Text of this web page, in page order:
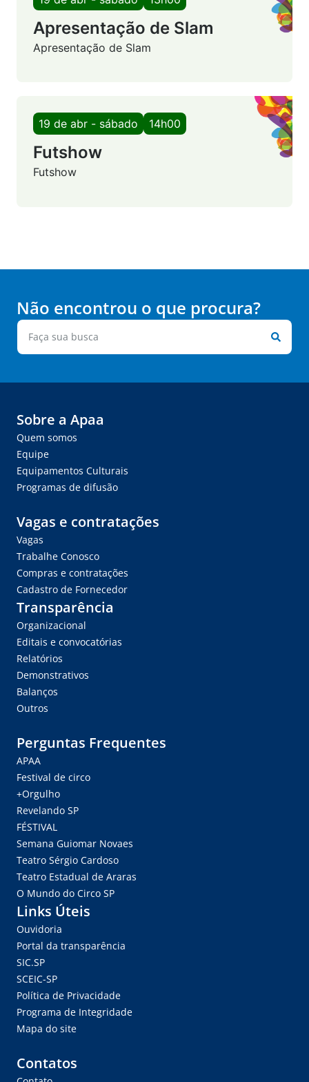
Apresentação de Slam
Apresentação de Slam
19 de abr - sábado 14h00
Futshow
Futshow
Não encontrou o que procura?
Sobre a Apaa
Quem somos
Equipe
Equipamentos Culturais
Programas de difusão
Vagas e contratações
Vagas
Trabalhe Conosco
Compras e contratações
Cadastro de Fornecedor
Transparência
Organizacional
Editais e convocatórias
Relatórios
Demonstrativos
Balanços
Outros
Perguntas Frequentes
APAA
Festival de circo
+Orgulho
Revelando SP
FÉSTIVAL
Semana Guiomar Novaes
Teatro Sérgio Cardoso
Teatro Estadual de Araras
O Mundo do Circo SP
Links Úteis
Ouvidoria
Portal da transparência
SIC.SP
SCEIC-SP
Política de Privacidade
Programa de Integridade
Mapa do site
Contatos